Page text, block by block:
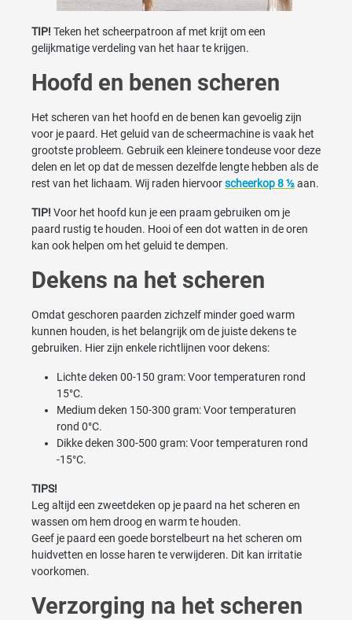
TIP! Teken het scheerpatroon af met krijt om een
gelijkmatige verdeling van het haar te krijgen.
Hoofd en benen scheren
Het scheren van het hoofd en de benen kan gevoelig zijn
voor je paard. Het geluid van de scheermachine is vaak het
grootste probleem. Gebruik een kleinere tondeuse voor deze
delen en let op dat de messen dezelfde lengte hebben als de
rest van het lichaam. Wij raden hiervoorscheerkop 8 ½aan.
TIP! Voor het hoofd kun je een praam gebruiken om je
paard rustig te houden. Hooi of een dot watten in de oren
kan ook helpen om het geluid te dempen.
Dekens na het scheren
Omdat geschoren paarden zichzelf minder goed warm
kunnen houden, is het belangrijk om de juiste dekens te
gebruiken. Hier zijn enkele richtlijnen voor dekens:
Lichte deken 00-150 gram: Voor temperaturen rond
15°C.
Medium deken 150-300 gram: Voor temperaturen
rond 0°C.
Dikke deken 300-500 gram: Voor temperaturen rond
-15°C.
TIPS!
Leg altijd een zweetdeken op je paard na het scheren en
wassen om hem droog en warm te houden.
Geef je paard een goede borstelbeurt na het scheren om
huidvetten en losse haren te verwijderen. Dit kan irritatie
voorkomen.
Verzorging na het scheren